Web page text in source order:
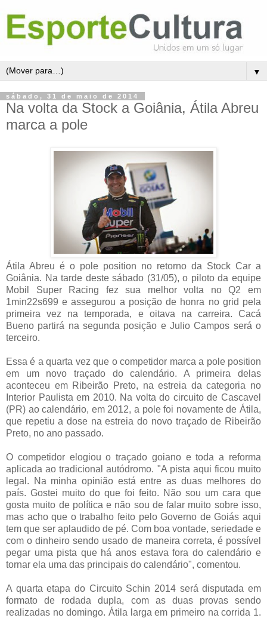
▼
sábado, 31 de maio de 2014
Na volta da Stock a Goiânia, Átila Abreu
marca a pole
Átila Abreu é o pole position no retorno da Stock Car a
Goiânia. Na tarde deste sábado (31/05), o piloto da equipe
Mobil Super Racing fez sua melhor volta no Q2 em
1min22s699 e assegurou a posição de honra no grid pela
primeira vez na temporada, e oitava na carreira. Cacá
Bueno partirá na segunda posição e Julio Campos será o
terceiro.
Essa é a quarta vez que o competidor marca a pole position
em um novo traçado do calendário. A primeira delas
aconteceu em Ribeirão Preto, na estreia da categoria no
Interior Paulista em 2010. Na volta do circuito de Cascavel
(PR) ao calendário, em 2012, a pole foi novamente de Átila,
que repetiu a dose na estreia do novo traçado de Ribeirão
Preto, no ano passado.
O competidor elogiou o traçado goiano e toda a reforma
aplicada ao tradicional autódromo. "A pista aqui ficou muito
legal. Na minha opinião está entre as duas melhores do
país. Gostei muito do que foi feito. Não sou um cara que
gosta muito de política e não sou de falar muito sobre isso,
mas acho que o trabalho feito pelo Governo de Goiás aqui
tem que ser aplaudido de pé. Com boa vontade, seriedade e
com o dinheiro sendo usado de maneira correta, é possível
pegar uma pista que há anos estava fora do calendário e
tornar ela uma das principais do calendário", comentou.
A quarta etapa do Circuito Schin 2014 será disputada em
formato de rodada dupla, com as duas provas sendo
realizadas no domingo. Átila larga em primeiro na corrida 1.